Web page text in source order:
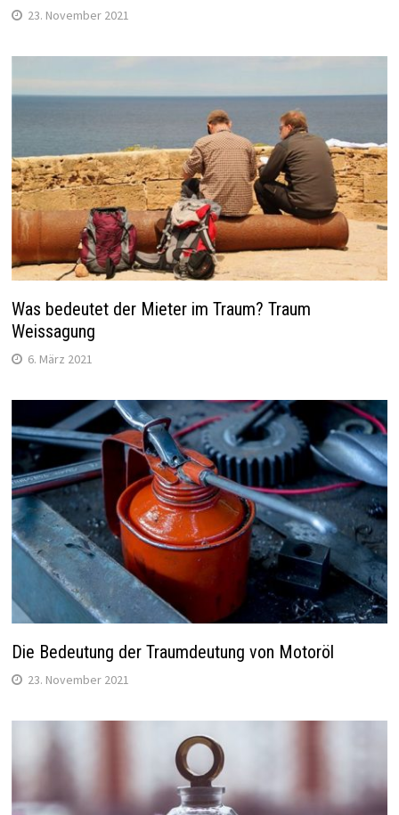
23. November 2021
Was bedeutet der Mieter im Traum? Traum
Weissagung
6. März 2021
Die Bedeutung der Traumdeutung von Motoröl
23. November 2021